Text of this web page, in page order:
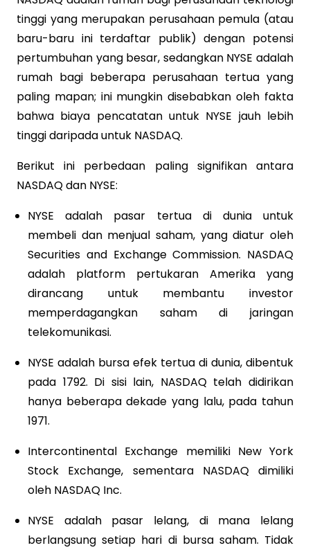
tinggi yang merupakan perusahaan pemula (atau
baru-baru ini terdaftar publik) dengan potensi
pertumbuhan yang besar, sedangkan NYSE adalah
rumah bagi beberapa perusahaan tertua yang
paling mapan; ini mungkin disebabkan oleh fakta
bahwa biaya pencatatan untuk NYSE jauh lebih
tinggi daripada untuk NASDAQ.
Berikut ini perbedaan paling signifikan antara
NASDAQ dan NYSE:
NYSE adalah pasar tertua di dunia untuk
membeli dan menjual saham, yang diatur oleh
Securities and Exchange Commission. NASDAQ
adalah platform pertukaran Amerika yang
dirancang untuk membantu investor
memperdagangkan saham di jaringan
telekomunikasi.
NYSE adalah bursa efek tertua di dunia, dibentuk
pada 1792. Di sisi lain, NASDAQ telah didirikan
hanya beberapa dekade yang lalu, pada tahun
1971.
Intercontinental Exchange memiliki New York
Stock Exchange, sementara NASDAQ dimiliki
oleh NASDAQ Inc.
NYSE adalah pasar lelang, di mana lelang
berlangsung setiap hari di bursa saham. Tidak